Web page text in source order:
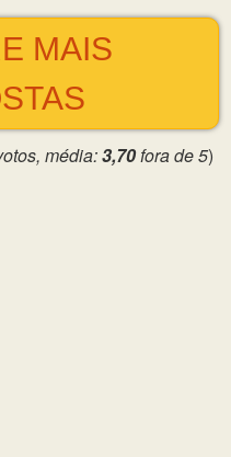
MAIS
média:3,70fora de 5)